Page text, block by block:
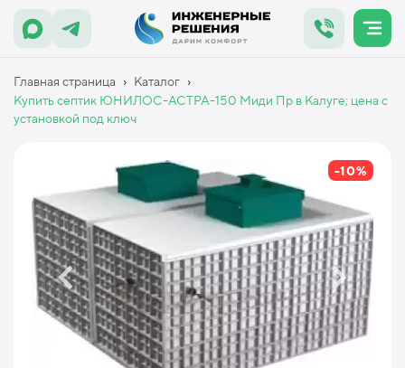
Главная страница › Каталог ›
Купить септик ЮНИЛОС-АСТРА-150 Миди Пр в Калуге; цена с
установкой под ключ
-10%